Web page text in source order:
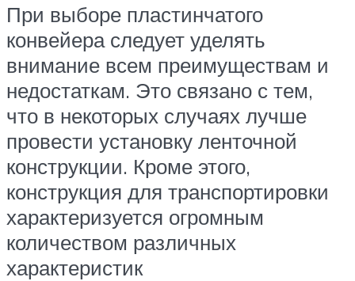
При выборе пластинчатого
конвейера следует уделять
внимание всем преимуществам и
недостаткам. Это связано с тем,
что в некоторых случаях лучше
провести установку ленточной
конструкции. Кроме этого,
конструкция для транспортировки
характеризуется огромным
количеством различных
характеристик